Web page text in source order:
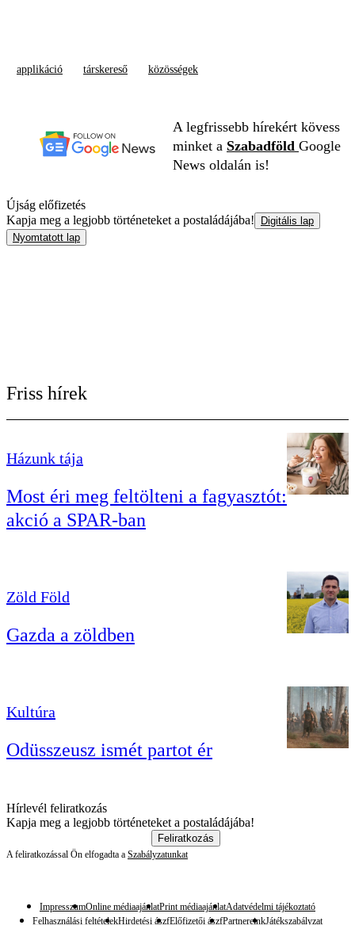
applikáció társkereső közösségek
A legfrissebb hírekért kövess
minket a Szabadföld Google
News oldalán is!
Újság előfizetés
Kapja meg a legjobb történeteket a postaládájába!
Digitális lap
Nyomtatott lap
Friss hírek
Házunk tája
Most éri meg feltölteni a fagyasztót:
akció a SPAR-ban
Zöld Föld
Gazda a zöldben
Kultúra
Odüsszeusz ismét partot ér
Hírlevél feliratkozás
Kapja meg a legjobb történeteket a postaládájába!
Feliratkozás
A feliratkozással Ön elfogadta a Szabályzatunkat
ImpresszumOnline médiaajánlatPrint médiaajánlatAdatvédelmi tájékoztató
Felhasználási feltételekHirdetési ászfElőfizetői ászfPartnereinkJátékszabályzat